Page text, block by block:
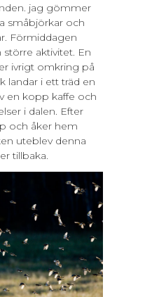
jag gömmer
småbjörkar och
Förmiddagen
aktivitet. En
ivrigt omkring på
landar i ett träd en
en kopp kaffe och
i dalen. Efter
och åker hem
uteblev denna
tillbaka.